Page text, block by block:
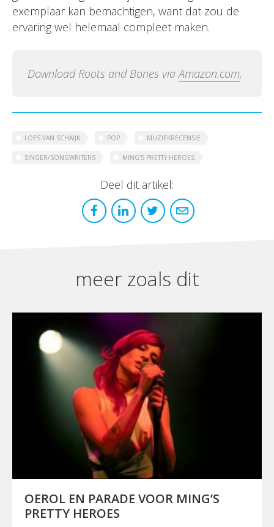
exemplaar kan bemachtigen, want dat zou de
ervaring wel helemaal compleet maken.
Download Roots and Bones viaAmazon.com.
LOES VAN SCHAIJK POP MUZIEKRECENSIE
SINGER/SONGWRITERS MING'S PRETTY HEROES
Deel dit artikel:
meer zoals dit
OEROL EN PARADE VOOR MING’S
PRETTY HEROES